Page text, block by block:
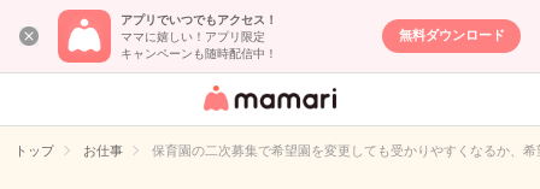
アプリでいつでもアクセス！
ママに嬉しい！アプリ限定
キャンペーンも随時配信中！
無料ダウンロード
女性専用匿名QA
イト
トップ お仕事 保育園の二次募集で希望園を変更しても受かりやすくなるか、